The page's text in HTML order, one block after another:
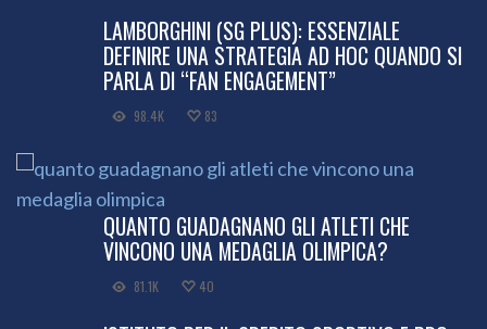
LAMBORGHINI (SG PLUS): ESSENZIALE
DEFINIRE UNA STRATEGIA AD HOC QUANDO SI
PARLA DI “FAN ENGAGEMENT”
98.4K 83
QUANTO GUADAGNANO GLI ATLETI CHE
VINCONO UNA MEDAGLIA OLIMPICA?
81.1K 40